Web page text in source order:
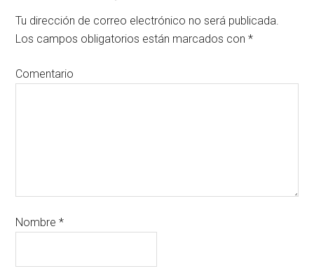
Tu dirección de correo electrónico no será publicada.
Los campos obligatorios están marcados con*
Comentario
Nombre*